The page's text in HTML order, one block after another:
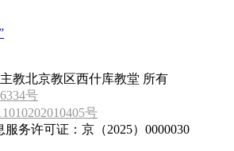
教北京教区西什库教堂 所有
号
号
务许可证：京（2025）0000030